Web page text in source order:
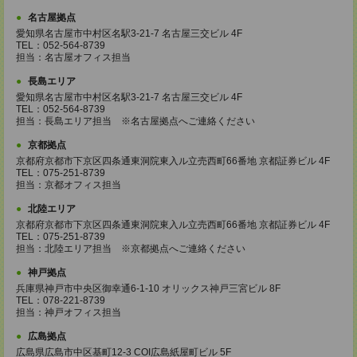
名古屋拠点
愛知県名古屋市中村区名駅3-21-7 名古屋三交ビル 4F
TEL：052-564-8739
担当：名古屋オフィス担当
長島エリア
愛知県名古屋市中村区名駅3-21-7 名古屋三交ビル 4F
TEL：052-564-8739
担当：長島エリア担当 ※名古屋拠点へご連絡ください
京都拠点
京都府京都市下京区四条通東洞院東入ル立売西町66番地 京都証券ビル 4F
TEL：075-251-8739
担当：京都オフィス担当
北陸エリア
京都府京都市下京区四条通東洞院東入ル立売西町66番地 京都証券ビル 4F
TEL：075-251-8739
担当：北陸エリア担当 ※京都拠点へご連絡ください
神戸拠点
兵庫県神戸市中央区御幸通6-1-10 オリックス神戸三宮ビル 8F
TEL：078-221-8739
担当：神戸オフィス担当
広島拠点
広島県広島市中区基町12-3 COI広島紙屋町ビル 5F